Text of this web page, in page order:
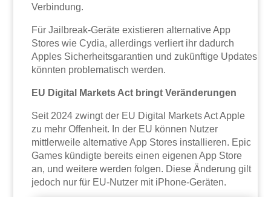
Verbindung.
Für Jailbreak-Geräte existieren alternative App
Stores wie Cydia, allerdings verliert ihr dadurch
Apples Sicherheitsgarantien und zukünftige Updates
könnten problematisch werden.
EU Digital Markets Act bringt Veränderungen
Seit 2024 zwingt der EU Digital Markets Act Apple
zu mehr Offenheit. In der EU können Nutzer
mittlerweile alternative App Stores installieren. Epic
Games kündigte bereits einen eigenen App Store
an, und weitere werden folgen. Diese Änderung gilt
jedoch nur für EU-Nutzer mit iPhone-Geräten.